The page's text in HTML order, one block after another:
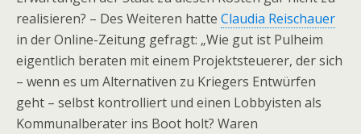
realisieren? – Des Weiteren hatte Claudia Reischauer
in der Online-Zeitung gefragt: „Wie gut ist Pulheim
eigentlich beraten mit einem Projektsteuerer, der sich
– wenn es um Alternativen zu Kriegers Entwürfen
geht – selbst kontrolliert und einen Lobbyisten als
Kommunalberater ins Boot holt? Waren